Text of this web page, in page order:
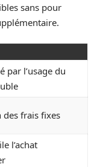
sans pour
par l’usage du
des frais fixes
l’achat